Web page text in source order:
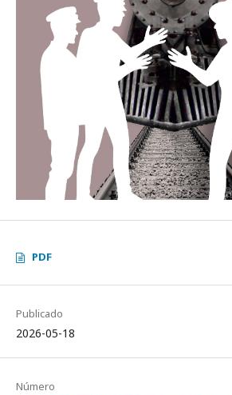
PDF
Publicado
2026-05-18
Número